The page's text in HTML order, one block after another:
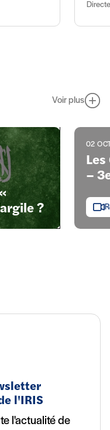
Voir plus
?
02
–
l'IRIS
l'actualité de